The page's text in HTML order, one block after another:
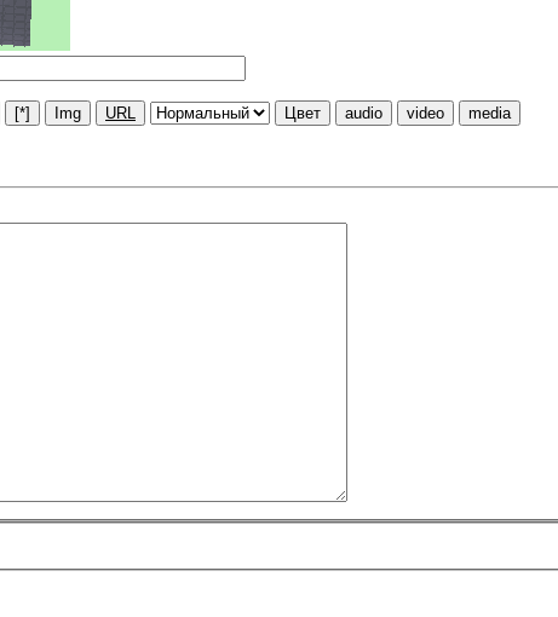
[*] Img URL Цвет audio video media